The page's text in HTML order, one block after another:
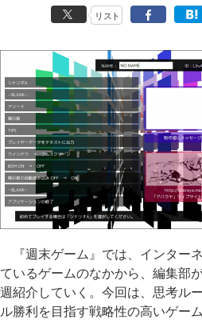
リスト
『週末ゲーム』では、インター
ているゲームのなかから、編集部
週紹介していく。今回は、思考ル
ル勝利を目指す戦略性の高いゲー